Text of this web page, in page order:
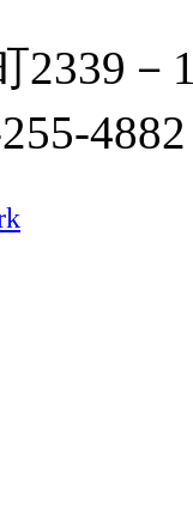
2339－
4882